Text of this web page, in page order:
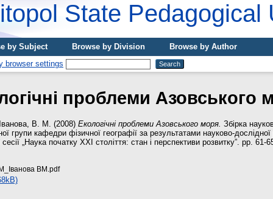
State Pedagogical
by Subject Browse by Division
Browse by Author
проблеми Азовського
Іванова, В. М. (2008) Екологічні проблеми Азовського моря. Збірка
групи кафедри фізичної географії за результатами науково-
„Наука початку XXI століття: стан і перспективи розвитку”. pp. 61-
ВМ.pdf